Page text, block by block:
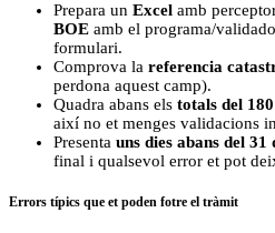
Prepara un Excel amb
BOE amb el programa/
formulari.
Comprova la referencia
perdona aquest camp).
Quadra abans els totals del 180
així no et menges validacions
Presenta uns dies abans del 31
final i qualsevol error et pot
Errors típics que et poden fotre el tràmit